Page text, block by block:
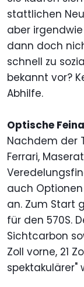
stattlichen
aber
dann doch
schnell zu
bekannt vor?
Abhilfe.
Optische
Nachdem der
Ferrari,
auch
an. Zum Start
für den 570S.
Sichtcarbon
Zoll vorne, 21
spektakulärer"